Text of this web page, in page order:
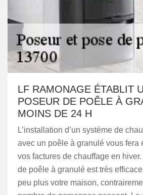
LF RAMONAGE ÉTABLIT
POSEUR DE POÊLE À
MOINS DE 24 H
L’installation d’un système de
avec un poêle à granulé vous fera
vos factures de chauffage en
de poêle à granulé est très
peu plus votre maison,